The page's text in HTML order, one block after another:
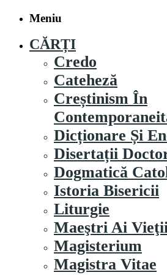
Meniu
CĂRȚI
Credo
Cateheză
Creștinism În
Dicționare Și
Disertații
Dogmatică
Istoria Bisericii
Liturgie
Maeştri Ai
Magisterium
Magistra Vitae